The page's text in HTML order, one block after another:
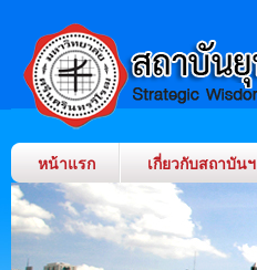
หน้าแรก เกี่ยวกับสถาบันฯ